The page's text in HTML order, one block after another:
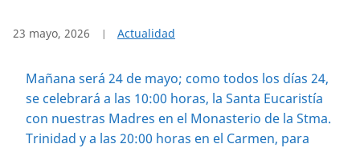
23 mayo, 2026 Actualidad
Mañana será 24 de mayo; como todos los días 24,
se celebrará a las 10:00 horas, la Santa Eucaristía
con nuestras Madres en el Monasterio de la Stma.
Trinidad y a las 20:00 horas en el Carmen, para